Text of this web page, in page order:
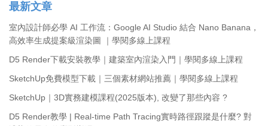
最新文章
室內設計師必學 AI 工作流：Google AI Studio 結合 Nano Banana，
高效率生成提案級渲染圖 ｜學閱多線上課程
D5 Render下載安裝教學｜建築室內渲染入門｜學閱多線上課程
SketchUp免費模型下載｜三個素材網站推薦｜學閱多線上課程
SketchUp｜3D實務建模課程(2025版本), 改變了那些內容 ?
D5 Render教學 | Real-time Path Tracing實時路徑跟蹤是什麼? 對